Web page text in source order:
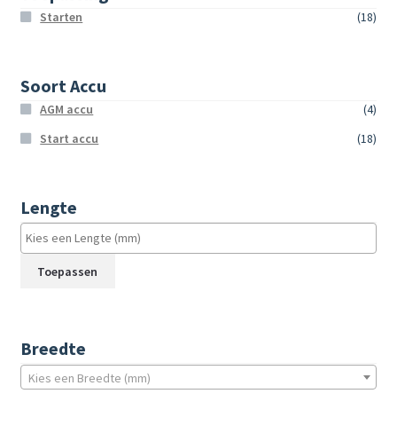
Starten (18)
Soort Accu
AGM accu
(4)
Start accu
(18)
Lengte
Toepassen
Breedte
Kies een Breedte (mm)